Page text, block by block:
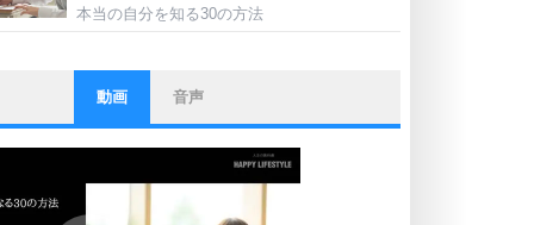
本当の自分を知る30の方法
ストレス対策
他人と比べない。
いっそのこと、他人を見ない。
動画 音声